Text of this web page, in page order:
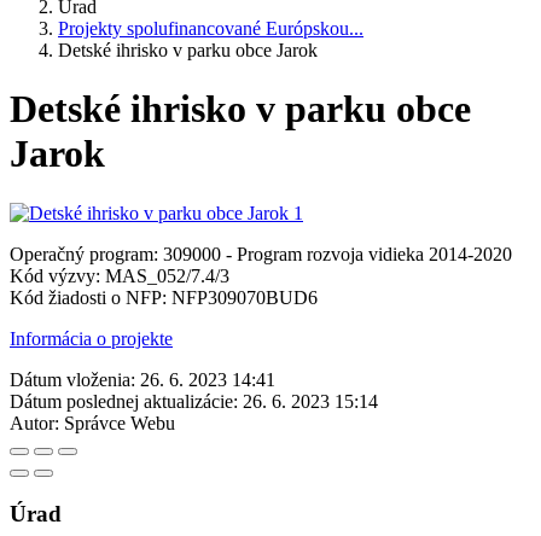
Úrad
Projekty spolufinancované Európskou...
Detské ihrisko v parku obce Jarok
Detské ihrisko v parku obce
Jarok
Operačný program: 309000 - Program rozvoja vidieka 2014-2020
Kód výzvy: MAS_052/7.4/3
Kód žiadosti o NFP: NFP309070BUD6
Informácia o projekte
Dátum vloženia: 26. 6. 2023 14:41
Dátum poslednej aktualizácie: 26. 6. 2023 15:14
Autor: Správce Webu
Úrad